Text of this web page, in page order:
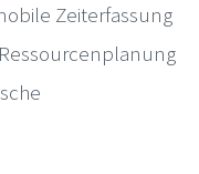
Zeiterfassung